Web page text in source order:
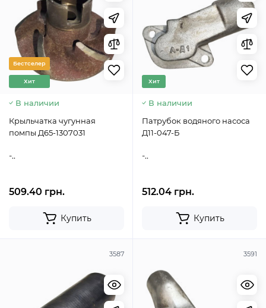
Бестселер
Хит
В наличии
Крыльчатка чугунная
помпы Д65-1307031
-..
509.40 грн.
Купить
Хит
В наличии
Патрубок водяного насоса
Д11-047-Б
-..
512.04 грн.
Купить
3587 3591